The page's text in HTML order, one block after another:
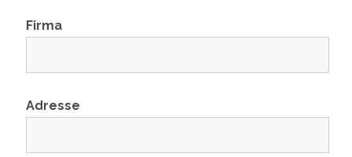
Firma
Adresse